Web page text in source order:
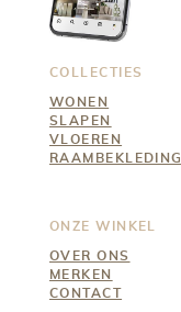
COLLECTIES
WONEN
SLAPEN
VLOEREN
RAAMBEKLEDING
ONZE WINKEL
OVER ONS
MERKEN
CONTACT